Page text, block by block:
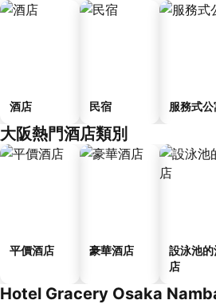
酒店 民宿 服務式公
大阪熱門酒店類別
平價酒店 豪華酒店
設泳池的
店
Hotel Gracery Osaka